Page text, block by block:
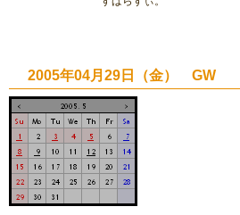
2005年04月29日（金） GW